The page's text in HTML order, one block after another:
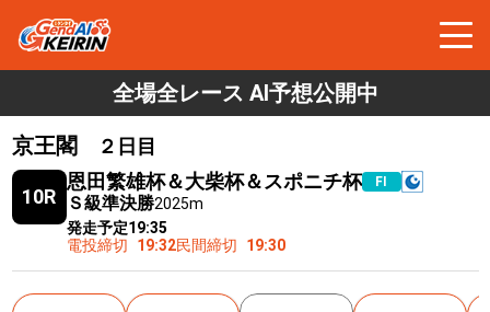
全場全レース AI予想公開中
京王閣
２日目
10R
恩田繁雄杯＆大柴杯＆スポニチ杯 FⅠ
Ｓ級準決勝2025m
発走予定19:35
電投締切
19:32民間締切 19:30